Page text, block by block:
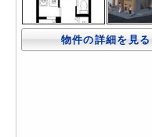
物件の詳細を見る